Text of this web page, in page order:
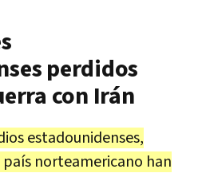
perdidos
con Irán
estadounidenses,
norteamericano han